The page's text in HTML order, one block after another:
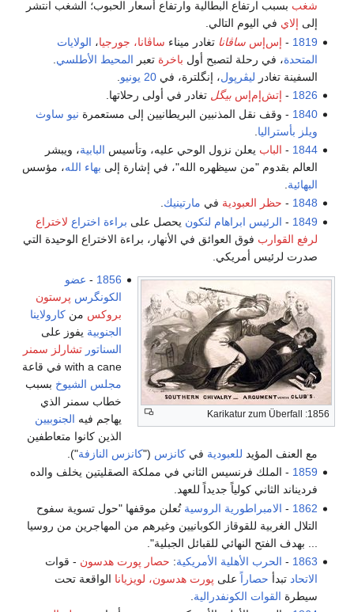
وارتفاع أسعار الحبوب؛ الشغب انتشر
تغادر ميناءساڤانا، جورجيا،الولايات
أولباخرة تعبر المحيط الأطلسي.
، إنگلترة، في20 يونيو
.
تغادر في أولى رحلاتها.
البريطانيين إلى مستعمرةنيو ساوث
الوحي عليه، وتأسيسالبابية، ويبشر
الله"، في إشارة إلىبهاء الله، مؤسس
في مارتينيك
لنكونيحصل على براءة اختراع لاختراع
في الأنهار، براءة الاختراع الوحيدة التي
1856
-عضو
الكونگرس پرستون
بروكسمنكارولاينا
الجنوبية يفوز على
السناتور تشارلز سمنر
with a cane في قاعة
مجلس الشيوخبسبب
خطاب سمنر الذي
يهاجم فيه
فيكانزس ("كانزس النازفة").
الثاني في مملكة الصقليتين يخلف والده
جديداً للعهد.
الروسيةتُعلن موقفها "حول تسوية سفوح
الكوبانيين وغيرهم من المهاجرين من روسيا
للقبائل الجبلية".
الأمريكية: حصار پورت هدسون- قوات
پورت هدسون، لويزياناالواقعة تحت
.